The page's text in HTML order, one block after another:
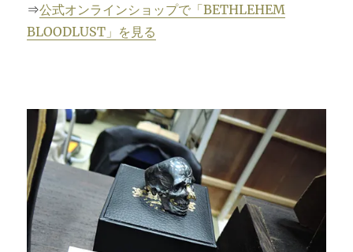
⇒公式オンラインショップで「BETHLEHEM
BLOODLUST」を見る